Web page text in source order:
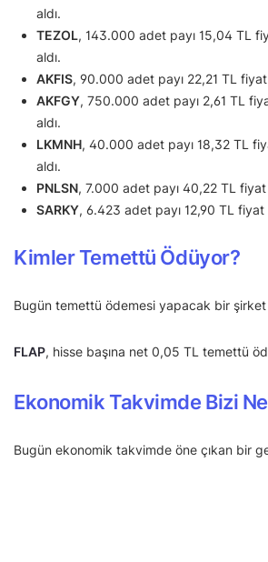
aldı.
TEZOL, 143.000 adet payı 15,04 TL
aldı.
AKFIS, 90.000 adet payı 22,21 TL fiyat
AKFGY, 750.000 adet payı 2,61 TL
aldı.
LKMNH, 40.000 adet payı 18,32 TL
aldı.
PNLSN, 7.000 adet payı 40,22 TL fiyat
SARKY, 6.423 adet payı 12,90 TL fiyat
Kimler Temettü Ödüyor?
Bugün temettü ödemesi yapacak bir
FLAP, hisse başına net 0,05 TL temettü
Ekonomik Takvimde Bizi
Bugün ekonomik takvimde öne çıkan bir